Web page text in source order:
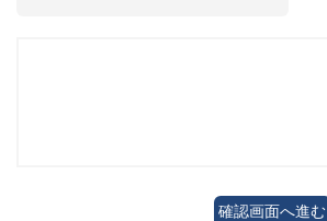
確認画面へ進む